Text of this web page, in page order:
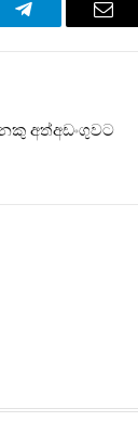
Telegram
අත්අඩංගුවට